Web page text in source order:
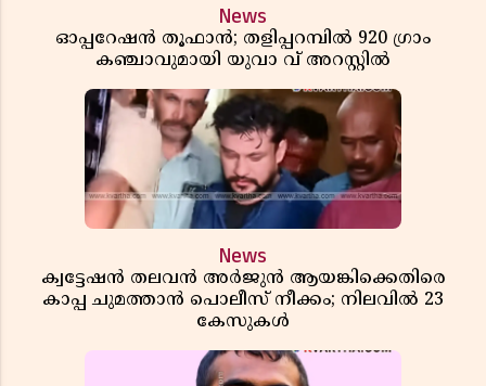
News
ഓപ്പറേഷൻ തൂഫാൻ; തളിപ്പറമ്പിൽ 920 ഗ്രാം
കഞ്ചാവുമായി യുവാ വ് അറസ്റ്റിൽ
News
ക്വട്ടേഷൻ തലവൻ അർജുൻ ആയങ്കിക്കെതിരെ
കാപ്പ ചുമത്താൻ പൊലീസ് നീക്കം; നിലവിൽ 23
കേസുകൾ